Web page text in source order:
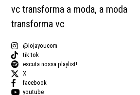
vc transforma a moda, a moda
transforma vc
@lojayoucom
tik tok
escuta nossa playlist!
X
facebook
youtube